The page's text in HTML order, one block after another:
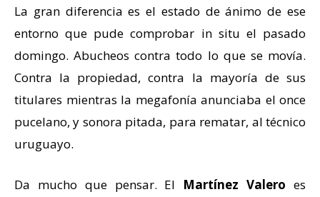
La gran diferencia es el estado de ánimo de ese
entorno que pude comprobar in situ el pasado
domingo. Abucheos contra todo lo que se movía.
Contra la propiedad, contra la mayoría de sus
titulares mientras la megafonía anunciaba el once
pucelano, y sonora pitada, para rematar, al técnico
uruguayo.
Da mucho que pensar. El Martínez Valero es